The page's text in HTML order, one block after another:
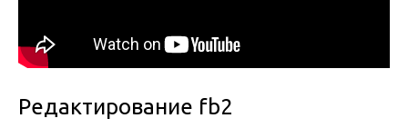
Редактирование fb2